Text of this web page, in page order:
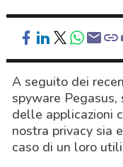
A seguito dei
spyware
delle applicazioni
nostra privacy sia
caso di un loro